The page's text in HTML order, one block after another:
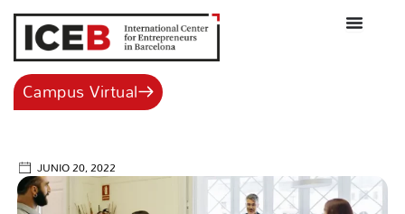
contenido
Campus Virtual
JUNIO 20, 2022